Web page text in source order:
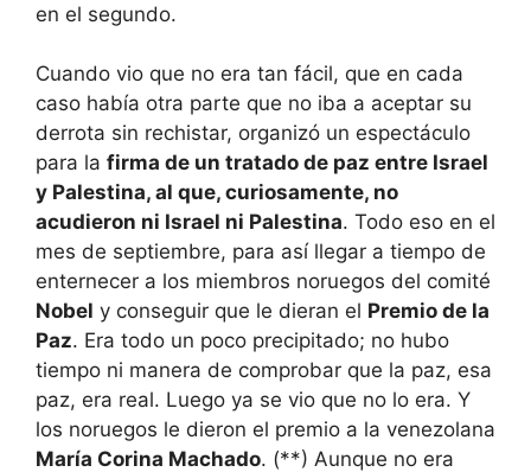
en el segundo.
Cuando vio que no era tan fácil, que en cada
caso había otra parte que no iba a aceptar su
derrota sin rechistar, organizó un espectáculo
para la firma de un tratado de paz entre Israel
y Palestina, al que, curiosamente, no
acudieron ni Israel ni Palestina. Todo eso en el
mes de septiembre, para así llegar a tiempo de
enternecer a los miembros noruegos del comité
Nobel y conseguir que le dieran el Premio de la
Paz. Era todo un poco precipitado; no hubo
tiempo ni manera de comprobar que la paz, esa
paz, era real. Luego ya se vio que no lo era. Y
los noruegos le dieron el premio a la venezolana
María Corina Machado. (**) Aunque no era